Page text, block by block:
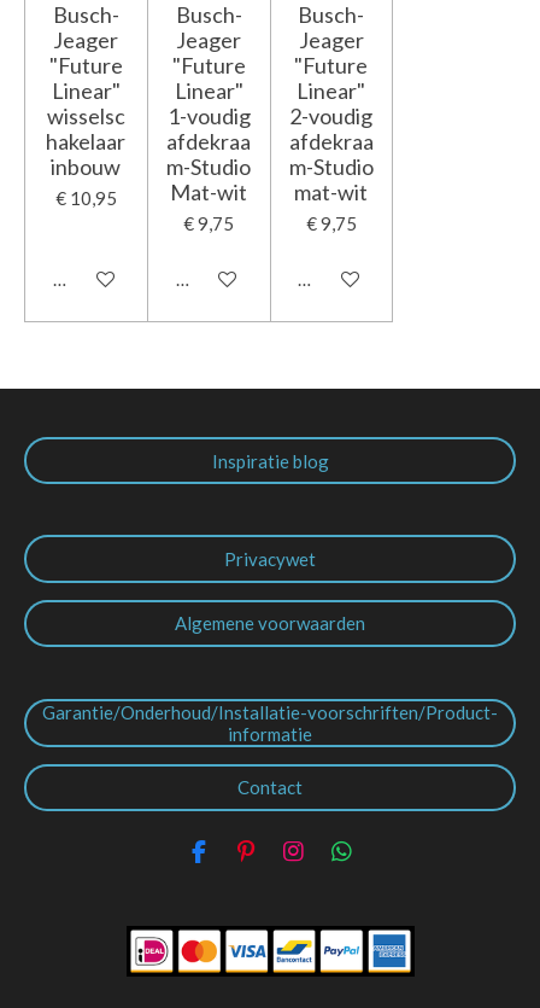
Busch-
Jeager
"Future
Linear"
wisselsc
hakelaar
inbouw
€ 10,95
In winkelwagen
Busch-
Jeager
"Future
Linear"
1-voudig
afdekraa
m-Studio
Mat-wit
€ 9,75
In winkelwagen
Busch-
Jeager
"Future
Linear"
2-voudig
afdekraa
m-Studio
mat-wit
€ 9,75
In winkelwagen
Inspiratie blog
Privacywet
Algemene voorwaarden
Garantie/Onderhoud/Installatie-voorschriften/Product-
informatie
Contact
F
e
b
o
P
t
e
r
I
t
a
g
W
t
s
A